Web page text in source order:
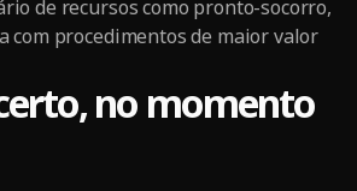
de recursos como pronto-socorro,
com procedimentos de maior valor
no momento